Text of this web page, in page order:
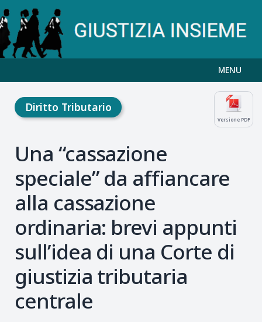
MENU
Versione PDF
Diritto Tributario
Una “cassazione
speciale” da affiancare
alla cassazione
ordinaria: brevi appunti
sull’idea di una Corte di
giustizia tributaria
centrale